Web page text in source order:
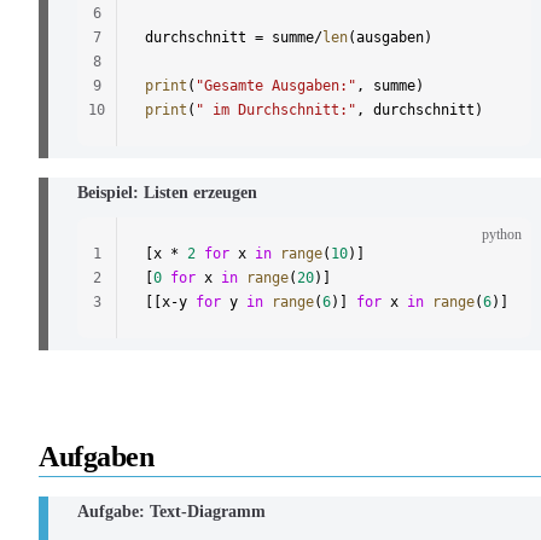
durchschnitt = summe/len(ausgaben)
print ( "Gesamte Ausgaben:" , summe)
print ( " im Durchschnitt:" , durchschnitt)
6
7
8
9
10
Beispiel: Listen erzeugen
python
[x * 2 for x in range( 10)]
0 for x in range(20)]
[[x-y for y in range(6)] for x in range(6)]
1
2
3
Aufgaben
Aufgabe: Text-Diagramm